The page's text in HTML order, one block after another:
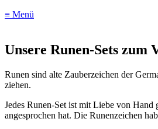
≡ Menü
Unsere Runen-Sets zum
Runen sind alte Zauberzeichen der
ziehen.
Jedes Runen-Set ist mit Liebe von Hand
angesprochen hat. Die Runenzeichen